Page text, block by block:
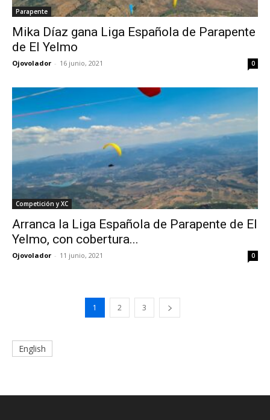
Parapente
Mika Díaz gana Liga Española de Parapente
de El Yelmo
Ojovolador - 16 junio, 2021 0
Competición y XC
Arranca la Liga Española de Parapente de El
Yelmo, con cobertura...
Ojovolador - 11 junio, 2021 0
1 2 3
English